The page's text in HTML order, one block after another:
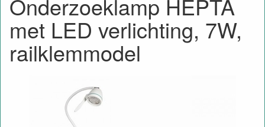
Onderzoeklamp HEPTA
met LED verlichting, 7W,
railklemmodel